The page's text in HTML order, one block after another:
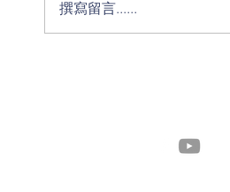
撰寫留言......